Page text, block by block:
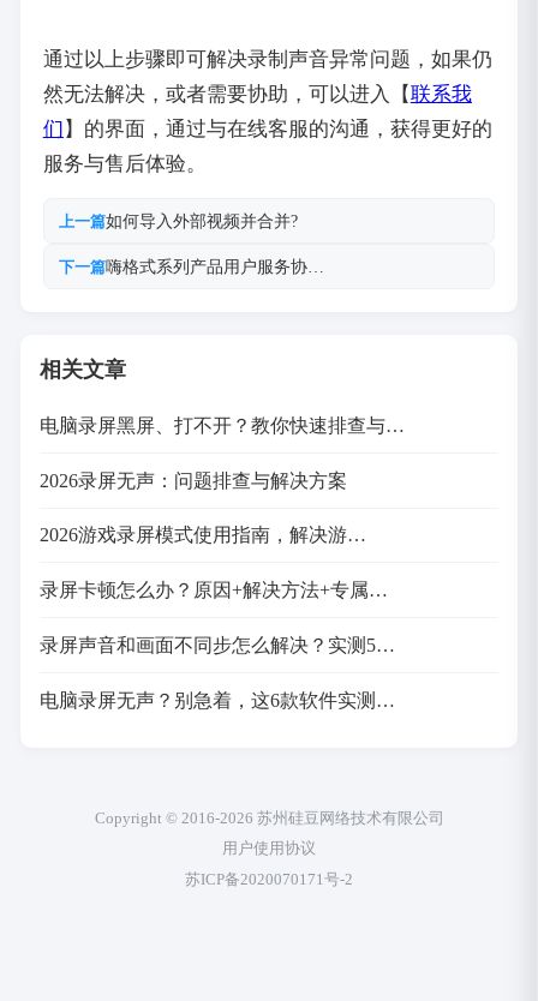
通过以上步骤即可解决录制声音异常问题，如果仍
然无法解决，或者需要协助，可以进入【联系我
们 】的界面，通过与在线客服的沟通，获得更好的
服务与售后体验。
上一篇如何导入外部视频并合并?
下一篇嗨格式系列产品用户服务协…
相关文章
电脑录屏黑屏、打不开？教你快速排查与…
2026录屏无声：问题排查与解决方案
2026游戏录屏模式使用指南，解决游…
录屏卡顿怎么办？原因+解决方法+专属…
录屏声音和画面不同步怎么解决？实测5…
电脑录屏无声？别急着，这6款软件实测…
Copyright © 2016-2026 苏州硅豆网络技术有限公司
用户使用协议
苏ICP备2020070171号-2